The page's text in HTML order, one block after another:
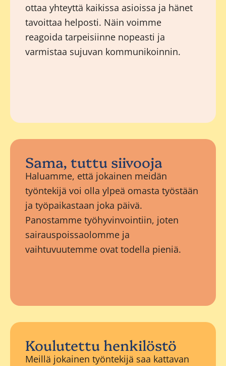
ottaa yhteyttä kaikissa asioissa ja hänet
tavoittaa helposti. Näin voimme
reagoida tarpeisiinne nopeasti ja
varmistaa sujuvan kommunikoinnin.
Sama, tuttu siivooja
Haluamme, että jokainen meidän
työntekijä voi olla ylpeä omasta työstään
ja työpaikastaan joka päivä.
Panostamme työhyvinvointiin, joten
sairauspoissaolomme ja
vaihtuvuutemme ovat todella pieniä.
Koulutettu henkilöstö
Meillä jokainen työntekijä saa kattavan